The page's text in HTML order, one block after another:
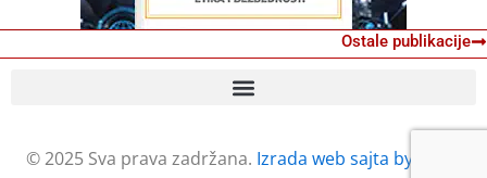
Ostale publikacije
© 2025 Sva prava zadržana. Izrada web sajta by Petar